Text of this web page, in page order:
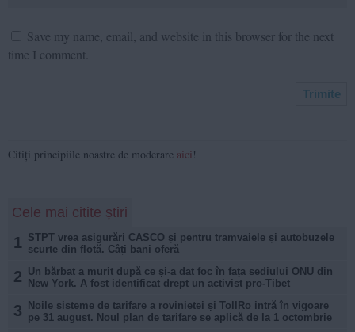
Save my name, email, and website in this browser for the next
time I comment.
Citiți principiile noastre de moderare aici !
Cele mai citite știri
1 STPT vrea asigurări CASCO și pentru tramvaiele și autobuzele
scurte din flotă. Câți bani oferă
2
Un bărbat a murit după ce și-a dat foc în fața sediului ONU din
New York. A fost identificat drept un activist pro-Tibet
3
Noile sisteme de tarifare a rovinietei și TollRo intră în vigoare
pe 31 august. Noul plan de tarifare se aplică de la 1 octombrie